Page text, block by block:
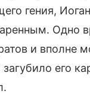
гения,
Одно
и вполне
его